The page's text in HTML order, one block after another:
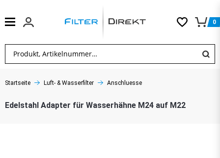
0
Startseite Luft- & Wasserfilter Anschluesse
Edelstahl Adapter für Wasserhähne M24 auf M22